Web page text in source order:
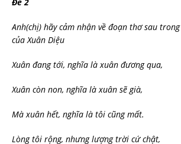
Anh(chị) hãy cảm nhận về đoạn thơ sau
của Xuân Diệu
Xuân đang tới, nghĩa là xuân đương qua,
Xuân còn non, nghĩa là xuân sẽ già,
Màxuân hết, nghĩa là tôi cũng mất.
Lòng tôi rộng, nhưng lượng trời cứ chật,